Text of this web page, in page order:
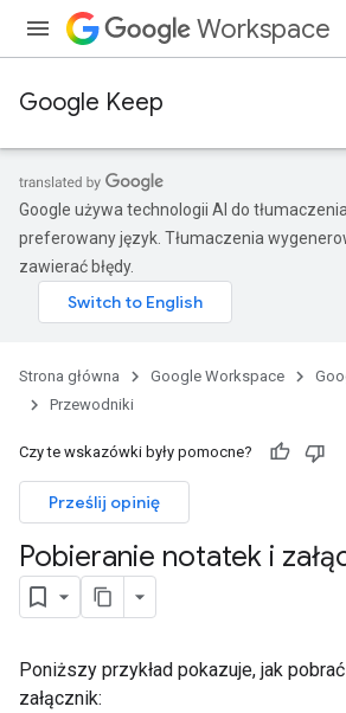
Workspace
Google Keep
Google używa technologii AI do
preferowany język. Tłumaczenia
zawierać błędy.
Strona główna Google Workspace
Przewodniki
Czy te wskazówki były pomocne?
Prześlij opinię
Pobieranie notatek i
Poniższy przykład pokazuje, jak
załącznik: